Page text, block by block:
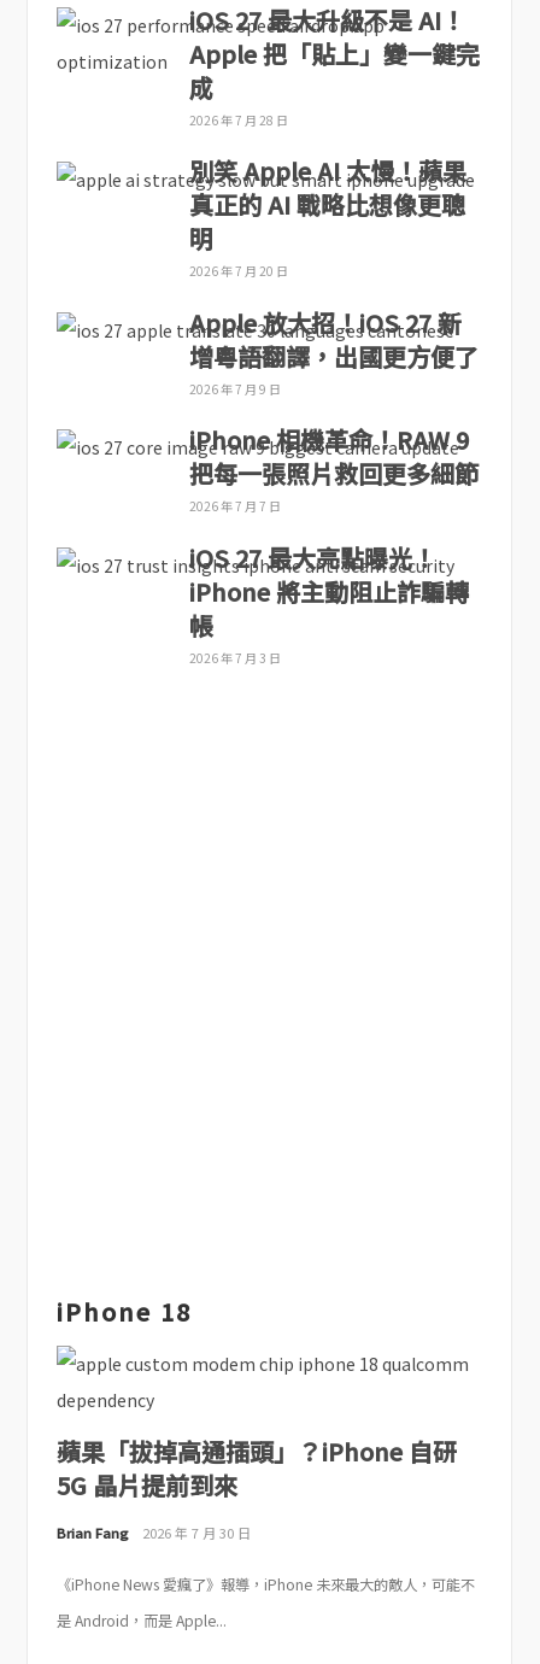
iOS 27 最大升級不是 AI！
Apple 把「貼上」變一鍵完
成
2026 年 7 月 28 日
別笑 Apple AI 太慢！蘋果
真正的 AI 戰略比想像更聰
明
2026 年 7 月 20 日
Apple 放大招！iOS 27 新
增粵語翻譯，出國更方便了
2026 年 7 月 9 日
iPhone 相機革命！RAW 9
把每一張照片救回更多細節
2026 年 7 月 7 日
iOS 27 最大亮點曝光！
iPhone 將主動阻止詐騙轉
帳
2026 年 7 月 3 日
iPhone 18
蘋果「拔掉高通插頭」？iPhone 自研
5G 晶片提前到來
Brian Fang 2026 年 7 月 30 日
《iPhone News 愛瘋了》報導，iPhone 未來最大的敵人，可能不
是 Android，而是 Apple...